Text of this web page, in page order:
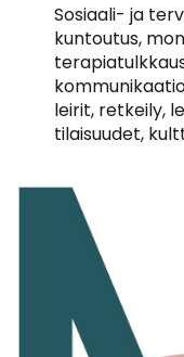
Sosiaali- ja
kuntoutus,
leirit, retkeily,
tilaisuudet,